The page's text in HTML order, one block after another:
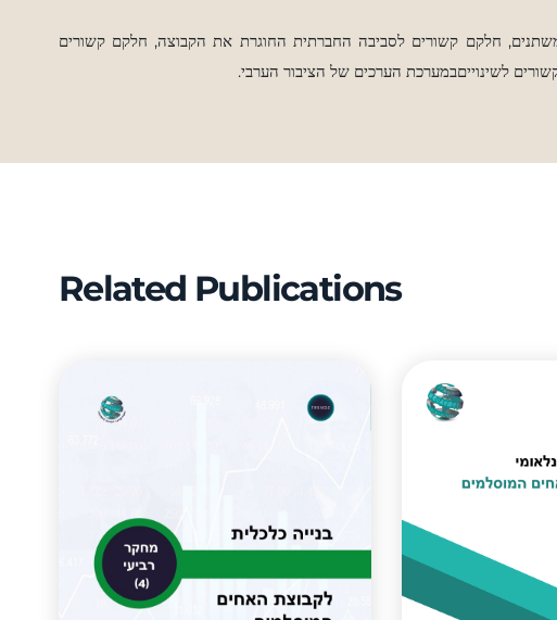
חלקם קשורים לסביבה החברתית החוגרת את הקבוצה, חלקם קשורים
לשינוייםבמערכת הערכים של הציבור הערבי.
Related Publications